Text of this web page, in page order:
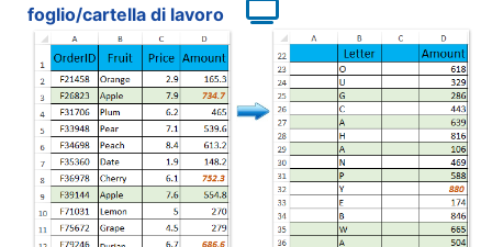
foglio/cartella di lavoro